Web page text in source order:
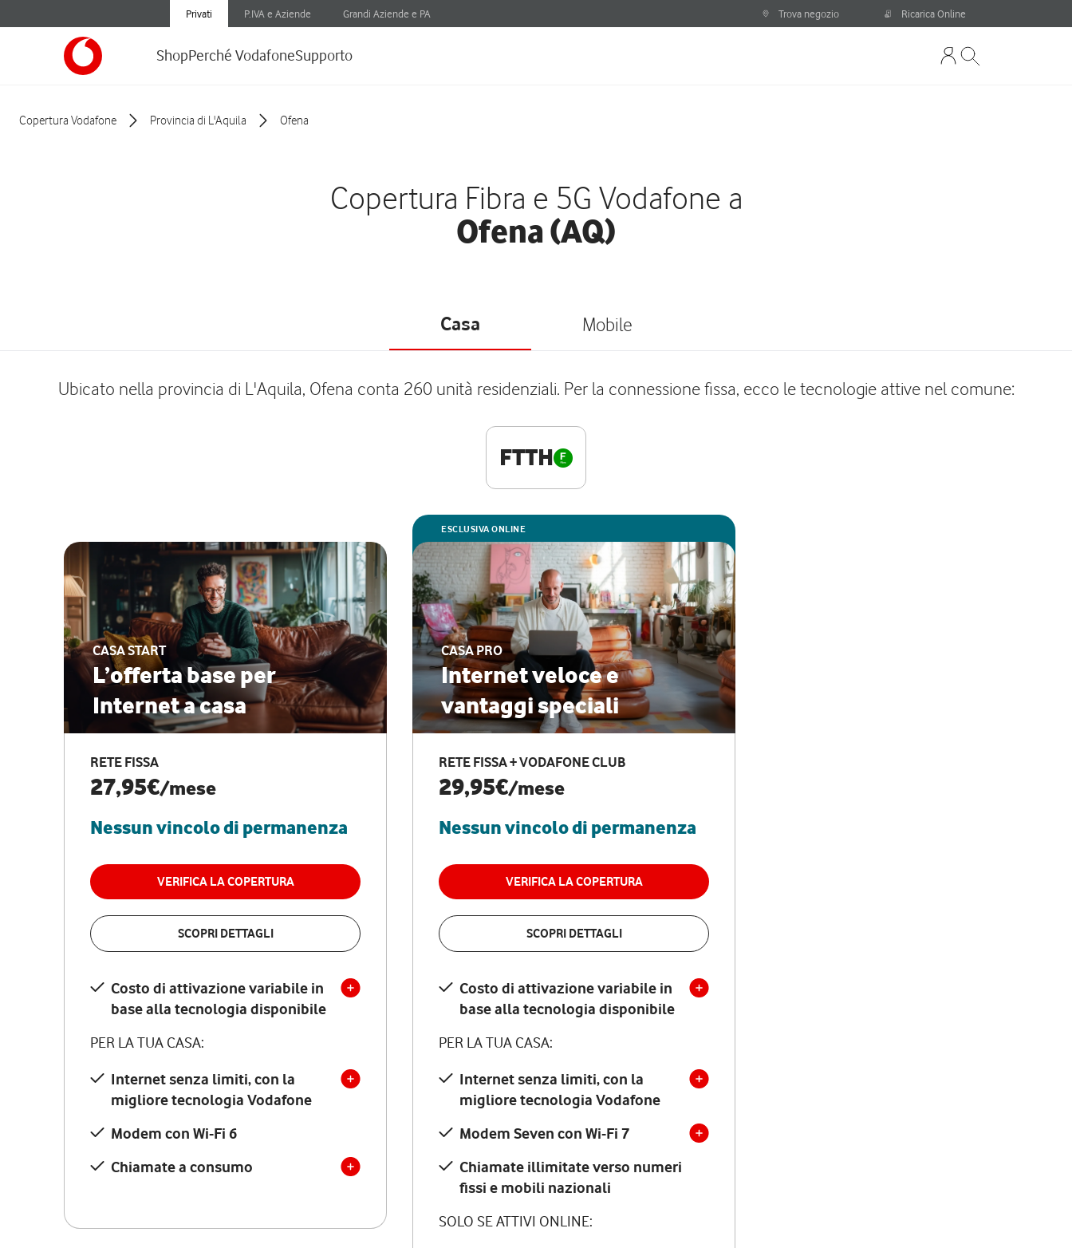
Privati P.IVA e Aziende Grandi Aziende e PA Trova negozio Ricarica Online
ShopPerché VodafoneSupporto
Copertura Vodafone Provincia di L'Aquila Ofena
Copertura Fibra e 5G Vodafone a
Ofena (AQ)
Casa Mobile
Ubicato nella provincia di L'Aquila, Ofena conta 260 unità residenziali. Per la connessione fissa, ecco le tecnologie attive nel comune:
FTTH
CASA START
L’offerta base per
Internet a casa
RETE FISSA
27,95€/mese
Nessun vincolo di permanenza
VERIFICA LA COPERTURA
SCOPRI DETTAGLI
Costo di attivazione variabile in
base alla tecnologia disponibile
PER LA TUA CASA:
Internet senza limiti, con la
migliore tecnologia Vodafone
Modem con Wi-Fi 6
Chiamate a consumo
ESCLUSIVA ONLINE
CASA PRO
Internet veloce e
vantaggi speciali
RETE FISSA + VODAFONE CLUB
29,95€/mese
Nessun vincolo di permanenza
VERIFICA LA COPERTURA
SCOPRI DETTAGLI
Costo di attivazione variabile in
base alla tecnologia disponibile
PER LA TUA CASA:
Internet senza limiti, con la
migliore tecnologia Vodafone
Modem Seven con Wi-Fi 7
Chiamate illimitate verso numeri
fissi e mobili nazionali
SOLO SE ATTIVI ONLINE: